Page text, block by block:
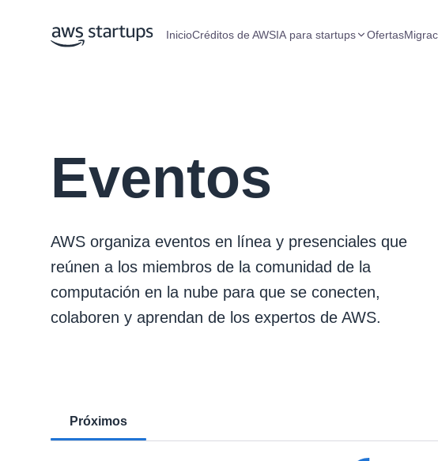
InicioCréditos de AWSIA para startups Ofertas
Eventos
AWS organiza eventos en línea y presenciales que
reúnen a los miembros de la comunidad de la
computación en la nube para que se conecten,
colaboren y aprendan de los expertos de AWS.
Próximos